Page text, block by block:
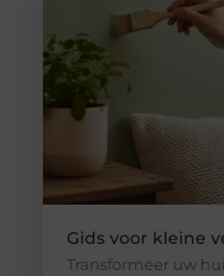
Gids voor kleine
Transformeer uw